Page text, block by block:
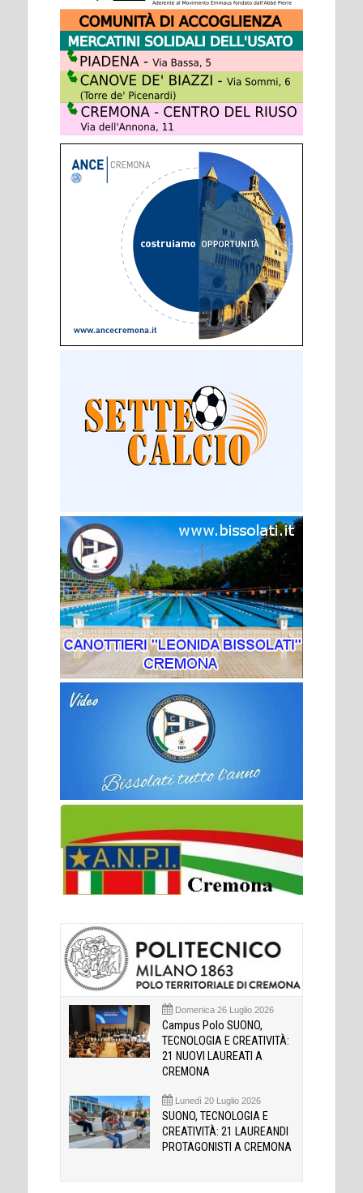
Domenica 26 Luglio 2026
Campus Polo SUONO,
TECNOLOGIA E CREATIVITÀ:
21 NUOVI LAUREATI A
CREMONA
Lunedì 20 Luglio 2026
SUONO, TECNOLOGIA E
CREATIVITÀ: 21 LAUREANDI
PROTAGONISTI A CREMONA